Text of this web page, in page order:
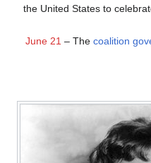
the United States to
June 21 – The coalition